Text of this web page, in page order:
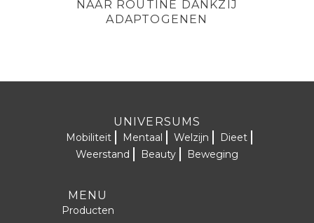
NAAR ROUTINE DANKZIJ
ADAPTOGENEN
UNIVERSUMS
Mobiliteit Mentaal Welzijn
Dieet
Weerstand
Beauty Beweging
MENU
Producten